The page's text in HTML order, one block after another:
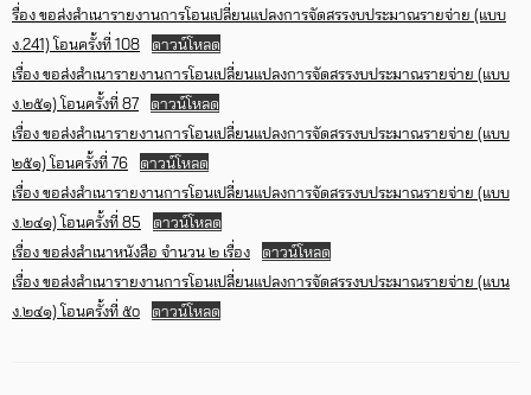
รื่อง ขอส่งสำเนารายงานการโอนเปลี่ยนแปลงการจัดสรรงบประมาณรายจ่าย (แบบ
ง.241) โอนครั้งที่ 108
ดาวน์โหลด
เรื่อง ขอส่งสำเนารายงานการโอนเปลี่ยนแปลงการจัดสรรงบประมาณรายจ่าย (แบบ
ง.๒๕๑) โอนครั้งที่ 87
ดาวน์โหลด
เรื่อง ขอส่งสำเนารายงานการโอนเปลี่ยนแปลงการจัดสรรงบประมาณรายจ่าย (แบบ
๒๕๑) โอนครั้งที่ 76
ดาวน์โหลด
เรื่อง ขอส่งสำเนารายงานการโอนเปลี่ยนแปลงการจัดสรรงบประมาณรายจ่าย (แบบ
ง.๒๔๑) โอนครั้งที่ 85
ดาวน์โหลด
เรื่อง ขอส่งสำเนาหนังสือ จำนวน ๒ เรื่อง
ดาวน์โหลด
เรื่อง ขอส่งสำเนารายงานการโอนเปลี่ยนแปลงการจัดสรรงบประมาณรายจ่าย (แบน
ง.๒๔๑) โอนครั้งที่ ๕o
ดาวน์โหลด